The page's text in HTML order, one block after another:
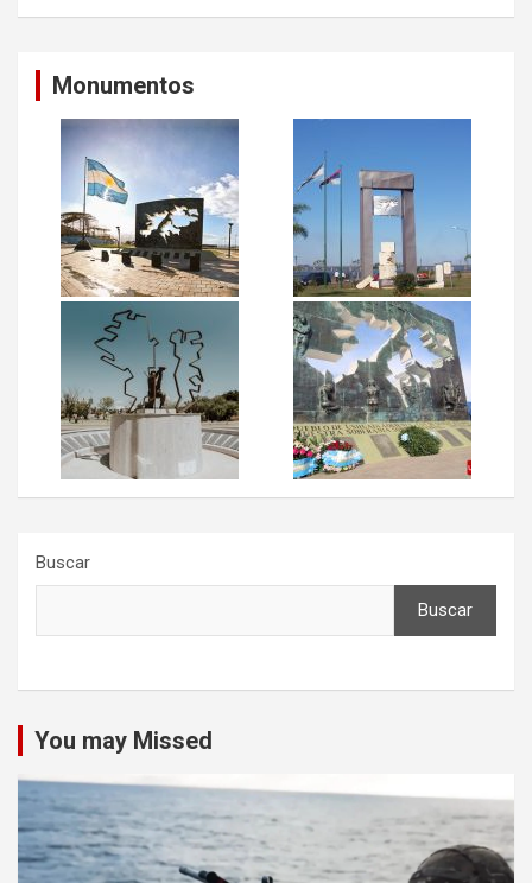
Monumentos
Buscar
Buscar
You may Missed